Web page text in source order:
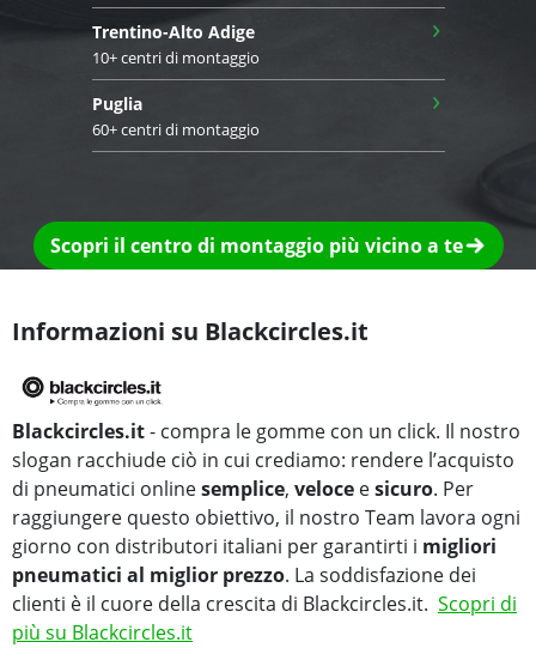
Trentino-Alto Adige
10+ centri di montaggio
›
Puglia
60+ centri di montaggio
›
Scopri il centro di montaggio più vicino a te
Informazioni su Blackcircles.it
Blackcircles.it- compra le gomme con un click. Il nostro
slogan racchiude ciò in cui crediamo: rendere l’acquisto
di pneumatici onlinesemplice, veloce esicuro. Per
raggiungere questo obiettivo, il nostro Team lavora ogni
giorno con distributori italiani per garantirti i migliori
pneumatici al miglior prezzo. La soddisfazione dei
clienti è il cuore della crescita di Blackcircles.it. Scopri di
più su Blackcircles.it